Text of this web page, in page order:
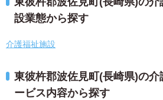
設業態から探す
介護福祉施設
東彼杵郡波佐見町(長崎県)の
ービス内容から探す